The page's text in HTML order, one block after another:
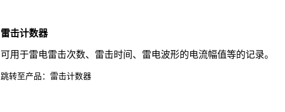
雷击计数器
可用于雷电雷击次数、雷击时间、雷电波形的电流幅值等的记录。
跳转至产品：雷击计数器